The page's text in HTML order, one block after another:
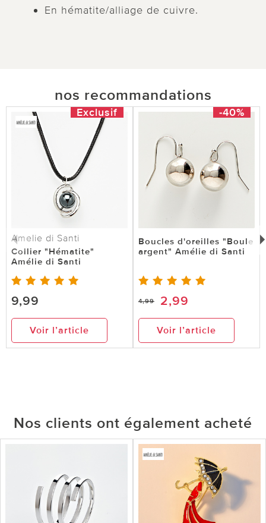
En hématite/alliage de cuivre.
nos recommandations
Exclusif
Amelie di Santi
Collier "Hématite"
Amélie di Santi
9,99
Voir l’article
-40%
Boucles d'oreilles "Boule
argent" Amélie di Santi
4,99 2,99
Voir l’article
Nos clients ont également acheté